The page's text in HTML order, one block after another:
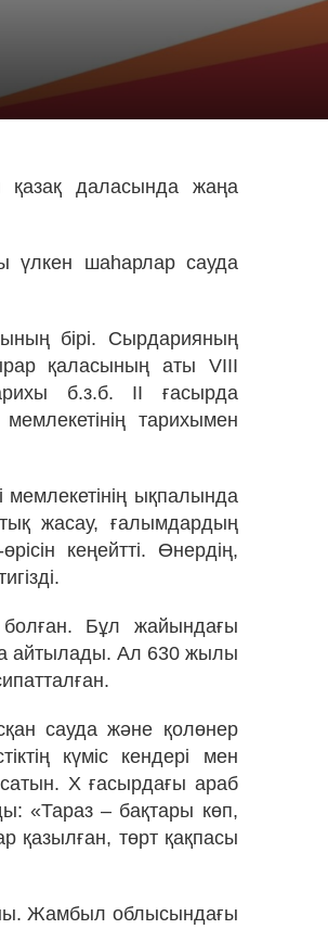
даласында жаңа
үлкен шаһарлар сауда
бірі. Сырдарияның
қаласының аты VIII
б.з.б. II ғасырда
тарихымен
ықпалында
жасау, ғалымдардың
кеңейтті. Өнердің,
Бұл жайындағы
айтылады. Ал 630 жылы
сауда және қолөнер
күміс кендері мен
X ғасырдағы араб
«Тараз – бақтары көп,
қазылған, төрт қақпасы
Жамбыл облысындағы